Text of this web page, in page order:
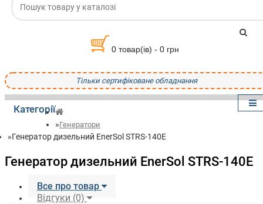
0 товар(ів) - 0 грн
Тільки сертифіковане обладнання
Категорії
Генератори
Генератор дизельний EnerSol STRS-140E
Генератор дизельний EnerSol STRS-140E
Все про товар
Відгуки (0)